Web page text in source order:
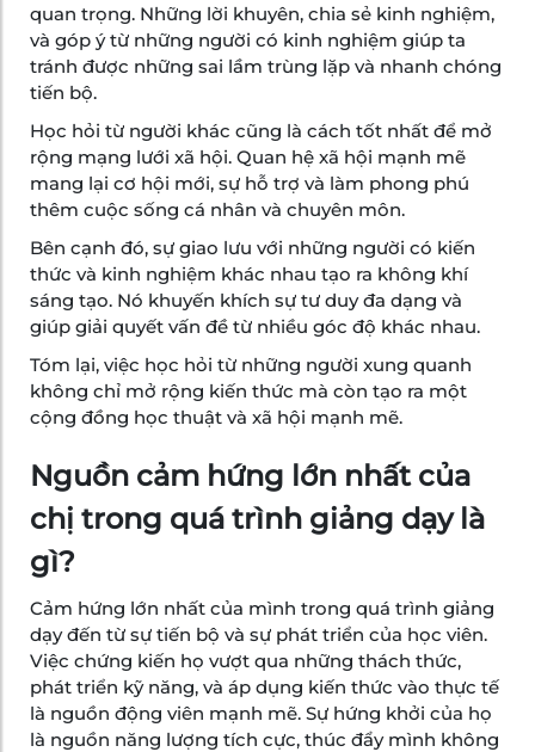
quan trọng. Những lời khuyên, chia sẻ kinh nghiệm,
và góp ý từ những người có kinh nghiệm giúp ta
tránh được những sai lầm trùng lặp và nhanh chóng
tiến bộ.
Học hỏi từ người khác cũng là cách tốt nhất để mở
rộng mạng lưới xã hội. Quan hệ xã hội mạnh mẽ
mang lại cơ hội mới, sự hỗ trợ và làm phong phú
thêm cuộc sống cá nhân và chuyên môn.
Bên cạnh đó, sự giao lưu với những người có kiến
thức và kinh nghiệm khác nhau tạo ra không khí
sáng tạo. Nó khuyến khích sự tư duy đa dạng và
giúp giải quyết vấn đề từ nhiều góc độ khác nhau.
Tóm lại, việc học hỏi từ những người xung quanh
không chỉ mở rộng kiến thức mà còn tạo ra một
cộng đồng học thuật và xã hội mạnh mẽ.
Nguồn cảm hứng lớn nhất của
chị trong quá trình giảng dạy là
gì?
Cảm hứng lớn nhất của mình trong quá trình giảng
dạy đến từ sự tiến bộ và sự phát triển của học viên.
Việc chứng kiến họ vượt qua những thách thức,
phát triển kỹ năng, và áp dụng kiến thức vào thực tế
là nguồn động viên mạnh mẽ. Sự hứng khởi của họ
là nguồn năng lượng tích cực, thúc đẩy mình không